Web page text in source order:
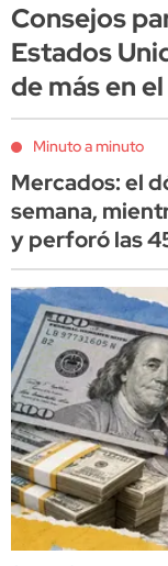
Consejos
Estados
de más en
Minuto a minuto
Mercados: el
semana,
y perforó las